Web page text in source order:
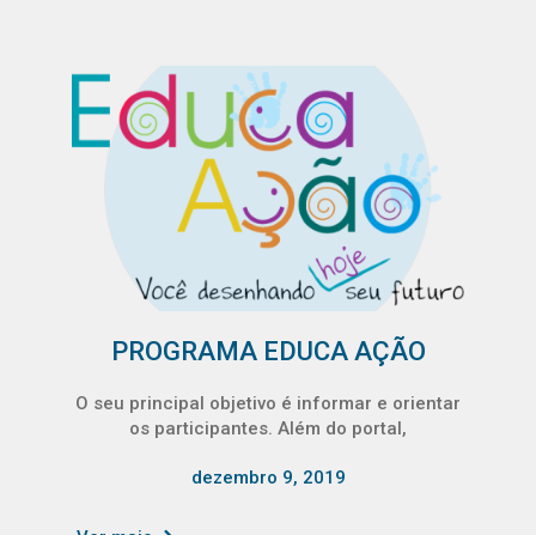
PROGRAMA EDUCA AÇÃO
O seu principal objetivo é informar e orientar
os participantes. Além do portal,
dezembro 9, 2019